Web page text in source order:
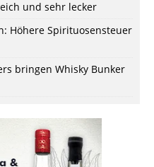
und sehr lecker
Höhere Spirituosensteuer
bringen Whisky Bunker